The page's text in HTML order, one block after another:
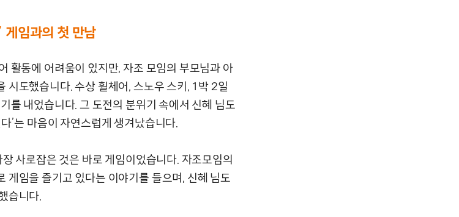
게임과의 첫 만남
활동에 어려움이 있지만, 자조 모임의 부모님과 아
시도했습니다. 수상 휠체어, 스노우 스키, 1박 2일
를 내었습니다. 그 도전의 분위기 속에서 신혜 님도
’는 마음이 자연스럽게 생겨났습니다.
사로잡은 것은 바로 게임이었습니다. 자조모임의
게임을 즐기고 있다는 이야기를 들으며, 신혜 님도
습니다.